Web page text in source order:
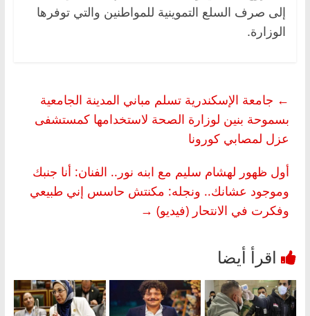
إلى صرف السلع التموينية للمواطنين والتي توفرها
الوزارة.
← جامعة الإسكندرية تسلم مباني المدينة الجامعية
بسموحة بنين لوزارة الصحة لاستخدامها كمستشفى
عزل لمصابي كورونا
أول ظهور لهشام سليم مع ابنه نور.. الفنان: أنا جنبك
وموجود عشانك.. ونجله: مكنتش حاسس إني طبيعي
وفكرت في الانتحار (فيديو) →